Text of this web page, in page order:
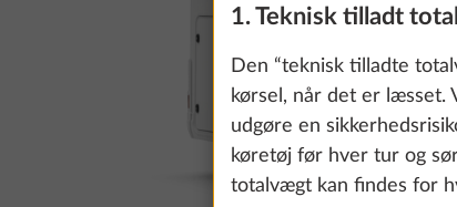
1. Teknisk tilladt
Den “teknisk tilladte
kørsel, når det er
udgøre en
køretøj før hver tur og
totalvægt kan findes for